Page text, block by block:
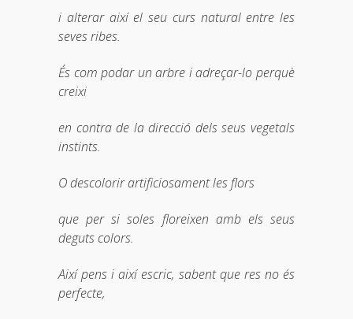
i alterar així el seu curs natural entre les
seves ribes.
És com podar un arbre i adreçar-lo perquè
creixi
en contra de la direcció dels seus vegetals
instints.
O descolorir artificiosament les flors
que per si soles floreixen amb els seus
deguts colors.
Així pens i així escric, sabent que res no és
perfecte,